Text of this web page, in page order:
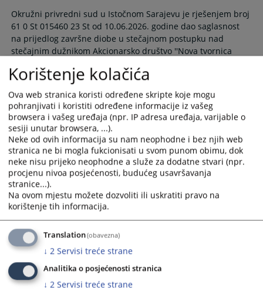
Okružni privredni sud u Istočnom Sarajevu je rješenjem broj
61 0 St 015460 23 St od 10.06.2026. godine dao saglasnost
na prijedlog završne diobe u stečajnom postupku nad
stečajnim dužnikom Akcionarsko društvo ''Nova tvornica
za glavnu diobu za dan 08.07.2026. godine u 10:00 sati u
prostorijama suda.
11.06.2026.
Otvoren stečajni postupak nad pravnim
licem „Novi Autodijelovi“ a.d. Rudo
Rješenjem Okružnog privrednog suda u Istočnom Sarajevu,
broj: 61 0 St 017854 26 St od 08.06.2026. godine, otvoren je
stečajni postupak nad pravnim licem „Novi Autodijelovi“ a.d.
Rudo, Industrijska bb, Rudo.
08.06.2026.
Zakazana skupština povjerilaca nad
imovinom pravnog lica Društvo sa
ograničenom odgovornošću za
Korištenje kolačića
Ova web stranica koristi određene skripte koje mogu
pohranjivati i koristiti određene informacije iz vašeg
browsera i vašeg uređaja (npr. IP adresa uređaja, varijable o
sesiji unutar browsera, ...).
Neke od ovih informacija su nam neophodne i bez njih web
stranica ne bi mogla fukcionisati u svom punom obimu, dok
neke nisu prijeko neophodne a služe za dodatne stvari (npr.
procjenu nivoa posjećenosti, budućeg usavršavanja
stranice...).
Na ovom mjestu možete dozvoliti ili uskratiti pravo na
korištenje tih informacija.
Translation(obavezna)
↓ 2 Servisi treće strane
Analitika o posjećenosti stranica
↓ 2 Servisi treće strane